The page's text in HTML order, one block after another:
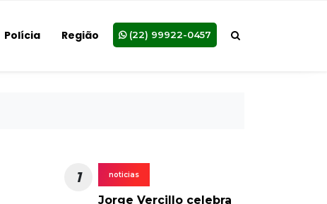
Polícia Região (22) 99922-0457
1 noticias
Jorge Vercillo celebra